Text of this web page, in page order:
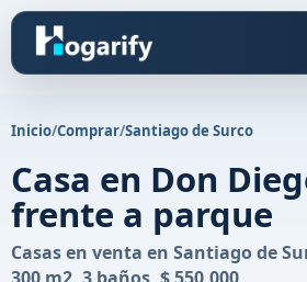
Inicio/Comprar/Santiago de Surco
Casa en Don
frente a parque
Casas en venta en Santiago de